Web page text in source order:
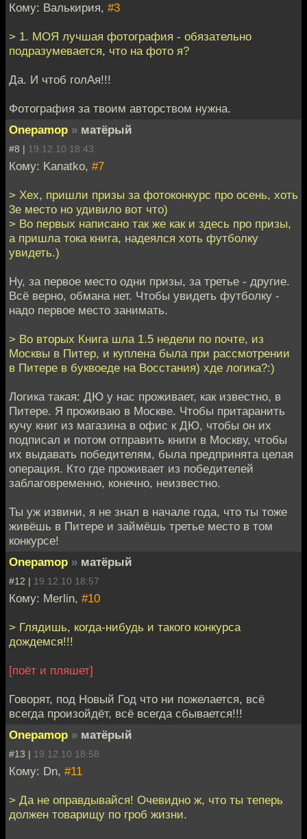
Кому: Валькирия, #3
> 1. МОЯ лучшая фотография - обязательно
подразумевается, что на фото я?
Да. И чтоб голАя!!!
Фотография за твоим авторством нужна.
Onepamop » матёрый
#8 | 19.12.10 18:43
Кому: Kanatko, #7
> Хех, пришли призы за фотоконкурс про осень, хоть
3е место но удивило вот что)
> Во первых написано так же как и здесь про призы,
а пришла тока книга, надеялся хоть футболку
увидеть.)
Ну, за первое место одни призы, за третье - другие.
Всё верно, обмана нет. Чтобы увидеть футболку -
надо первое место занимать.
> Во вторых Книга шла 1.5 недели по почте, из
Москвы в Питер, и куплена была при рассмотрении
в Питере в буквоеде на Восстания) хде логика?:)
Логика такая: ДЮ у нас проживает, как известно, в
Питере. Я проживаю в Москве. Чтобы притаранить
кучу книг из магазина в офис к ДЮ, чтобы он их
подписал и потом отправить книги в Москву, чтобы
их выдавать победителям, была предпринята целая
операция. Кто где проживает из победителей
заблаговременно, конечно, неизвестно.
Ты уж извини, я не знал в начале года, что ты тоже
живёшь в Питере и займёшь третье место в том
конкурсе!
Onepamop » матёрый
#12 | 19.12.10 18:57
Кому: Merlin, #10
> Глядишь, когда-нибудь и такого конкурса
дождемся!!!
[поёт и пляшет]
Говорят, под Новый Год что ни пожелается, всё
всегда произойдёт, всё всегда сбывается!!!
Onepamop » матёрый
#13 | 19.12.10 18:58
Кому: Dn, #11
> Да не оправдывайся! Очевидно ж, что ты теперь
должен товарищу по гроб жизни.